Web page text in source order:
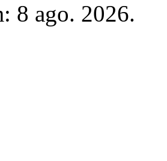
8 ago. 2026.